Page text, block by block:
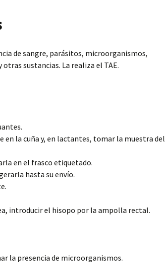
de sangre, parásitos, microorganismos,
sustancias. La realiza el TAE.
en la cuña y, en lactantes, tomar la muestra del
en el frasco etiquetado.
hasta su envío.
introducir el hisopo por la ampolla rectal.
la presencia de microorganismos.